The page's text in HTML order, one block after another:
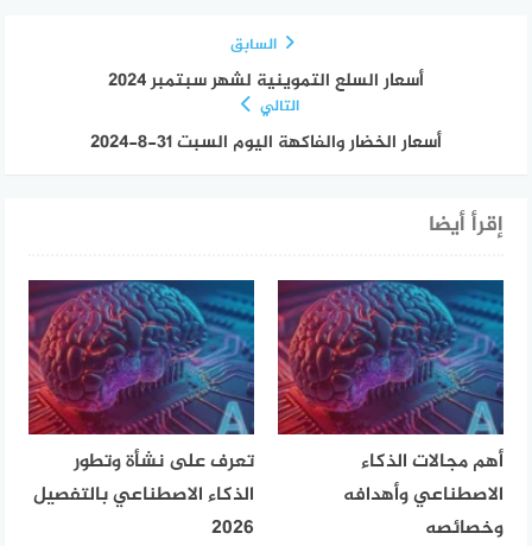
السابق
أسعار السلع التموينية لشهر سبتمبر 2024
التالي
أسعار الخضار والفاكهة اليوم السبت 31-8-2024
إقرأ أيضا
أهم مجالات الذكاء
الاصطناعي وأهدافه
وخصائصه
تعرف على نشأة وتطور
الذكاء الاصطناعي بالتفصيل
2026